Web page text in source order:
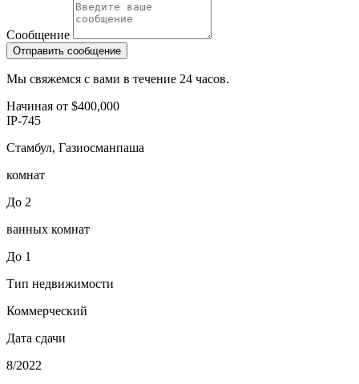
Сообщение
Отправить сообщение
Мы свяжемся с вами в течение 24 часов.
Начиная от $400,000
IP-745
Стамбул, Газиосманпаша
комнат
До 2
ванных комнат
До 1
Тип недвижимости
Коммерческий
Дата сдачи
8/2022